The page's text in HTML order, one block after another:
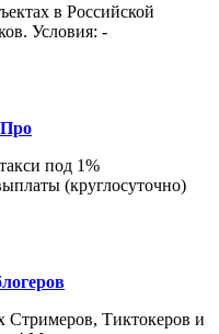
в Российской
Условия: -
под 1%
(круглосуточно)
Тиктокеров и